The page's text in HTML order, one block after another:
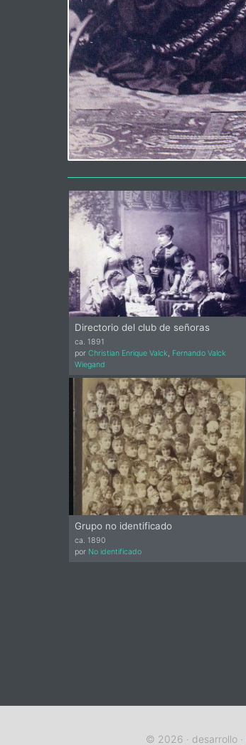
Directorio del club de señoras
ca. 1891
por Christian Enrique Valck, Fernando Valck
Wiegand
Grupo no identificado
ca. 1890
por No identificado
© 2026 · desarrollo ·